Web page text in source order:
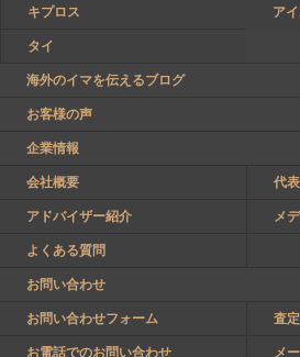
キプロス
ア
タイ
海外のイマを伝えるブログ
お客様の声
企業情報
会社概要
代
アドバイザー紹介
メ
よくある質問
お問い合わせ
お問い合わせフォーム
査
お電話でのお問い合わせ
メ